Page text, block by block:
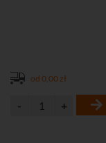
od 0,00 zł